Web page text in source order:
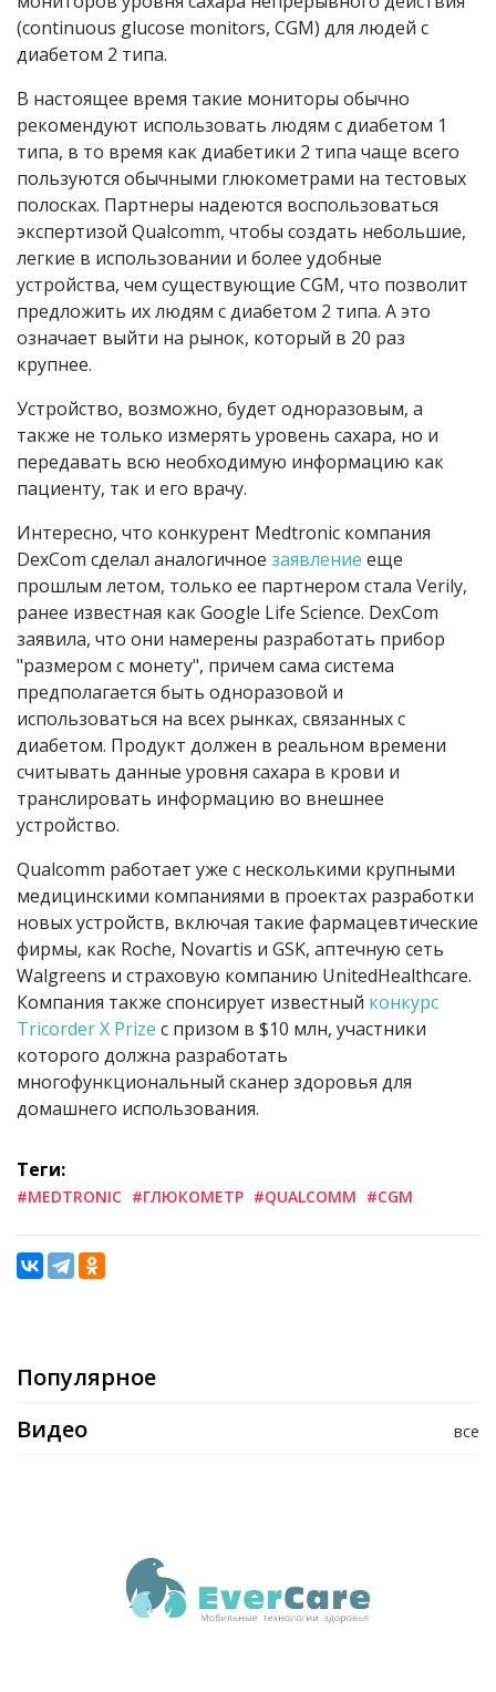
(continuous glucose monitors, CGM) для людей с
диабетом 2 типа.
В настоящее время такие мониторы обычно
рекомендуют использовать людям с диабетом 1
типа, в то время как диабетики 2 типа чаще всего
пользуются обычными глюкометрами на тестовых
полосках. Партнеры надеются воспользоваться
экспертизой Qualcomm, чтобы создать небольшие,
легкие в использовании и более удобные
устройства, чем существующие CGM, что позволит
предложить их людям с диабетом 2 типа. А это
означает выйти на рынок, который в 20 раз
крупнее.
Устройство, возможно, будет одноразовым, а
также не только измерять уровень сахара, но и
передавать всю необходимую информацию как
пациенту, так и его врачу.
Интересно, что конкурент Medtronic компания
DexCom сделал аналогичное заявление еще
прошлым летом, только ее партнером стала Verily,
ранее известная как Google Life Science. DexCom
заявила, что они намерены разработать прибор
"размером с монету", причем сама система
предполагается быть одноразовой и
использоваться на всех рынках, связанных с
диабетом. Продукт должен в реальном времени
считывать данные уровня сахара в крови и
транслировать информацию во внешнее
устройство.
Qualcomm работает уже с несколькими крупными
медицинскими компаниями в проектах разработки
новых устройств, включая такие фармацевтические
фирмы, как Roche, Novartis и GSK, аптечную сеть
Walgreens и страховую компанию UnitedHealthcare.
Компания также спонсирует известный конкурс
Tricorder X Prize с призом в $10 млн, участники
которого должна разработать
многофункциональный сканер здоровья для
домашнего использования.
Теги:
#MEDTRONIC #ГЛЮКОМЕТР #QUALCOMM #CGM
Популярное
все
Видео